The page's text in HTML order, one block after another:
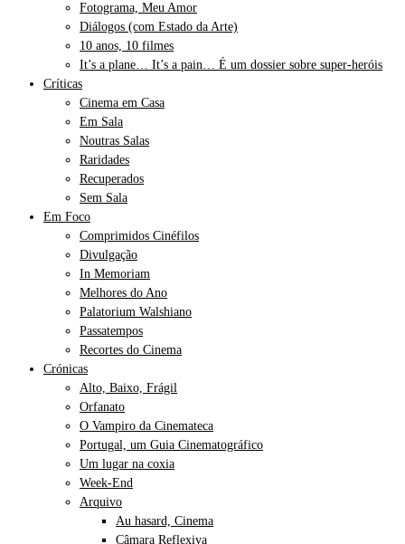
Fotograma, Meu Amor
Diálogos (com Estado da Arte)
10 anos, 10 filmes
It’s a plane… It’s a pain… É um dossier sobre super-heróis
Críticas
Cinema em Casa
Em Sala
Noutras Salas
Raridades
Recuperados
Sem Sala
Em Foco
Comprimidos Cinéfilos
Divulgação
In Memoriam
Melhores do Ano
Palatorium Walshiano
Passatempos
Recortes do Cinema
Crónicas
Alto, Baixo, Frágil
Orfanato
O Vampiro da Cinemateca
Portugal, um Guia Cinematográfico
Um lugar na coxia
Week-End
Arquivo
Au hasard, Cinema
Câmara Reflexiva